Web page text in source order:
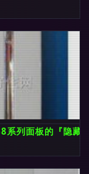
系列面板的『隐藏